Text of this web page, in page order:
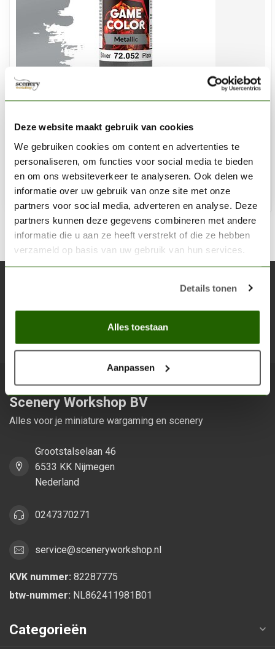
Deze website maakt gebruik van cookies
We gebruiken cookies om content en advertenties te
personaliseren, om functies voor social media te bieden
en om ons websiteverkeer te analyseren. Ook delen we
informatie over uw gebruik van onze site met onze
partners voor social media, adverteren en analyse. Deze
partners kunnen deze gegevens combineren met andere
informatie die u aan ze heeft verstrekt of die ze hebben
verzameld op basis van uw gebruik van hun services.
Details tonen
Alles toestaan
Aanpassen
VALLEJO
€3,20
Op voorraad
Abonneer je op onze nieuwsbrief
Scenery Workshop BV
Alles voor je miniature wargaming en scenery
Grootstalselaan 46
6533 KK Nijmegen
Nederland
0247370271
service@sceneryworkshop.nl
KVK nummer: 82287775
btw-nummer: NL862411981B01
Categorieën